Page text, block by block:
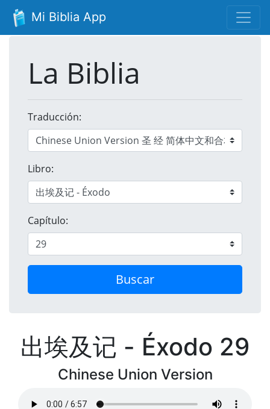
Mi Biblia App
La Biblia
Traducción:
Libro:
Capítulo:
Buscar
出埃及记 - Éxodo 29
Chinese Union Version